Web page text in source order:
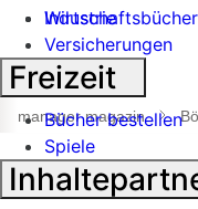
Industrie
Suche
öffnen
manager magazin
Wirtschaftsbücher
Versicherungen
Freizeit
Bücher bestellen
Spiele